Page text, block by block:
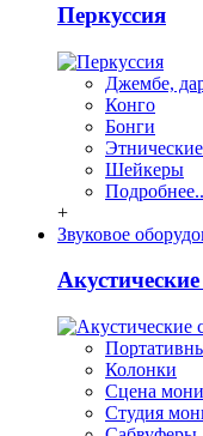
Перкуссия
Джембе,
Конго
Бонги
Шейкеры
+
Звуковое
Колонки
Сцена
Студия